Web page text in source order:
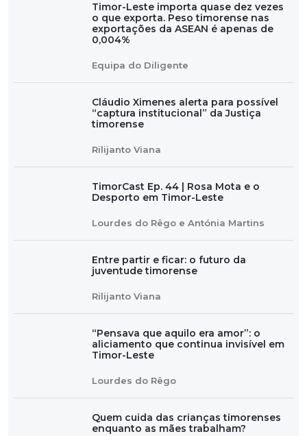
Timor-Leste importa quase dez vezes
o que exporta. Peso timorense nas
exportações da ASEAN é apenas de
0,004%
Equipa do Diligente
Cláudio Ximenes alerta para possível
“captura institucional” da Justiça
timorense
Rilijanto Viana
TimorCast Ep. 44 | Rosa Mota e o
Desporto em Timor-Leste
Lourdes do Rêgo e Antónia Martins
Entre partir e ficar: o futuro da
juventude timorense
Rilijanto Viana
“Pensava que aquilo era amor”: o
aliciamento que continua invisível em
Timor-Leste
Lourdes do Rêgo
Quem cuida das crianças timorenses
enquanto as mães trabalham?